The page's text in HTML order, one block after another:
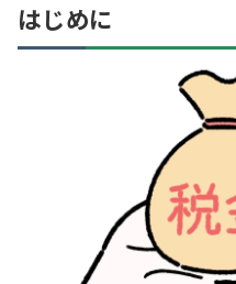
はじめに